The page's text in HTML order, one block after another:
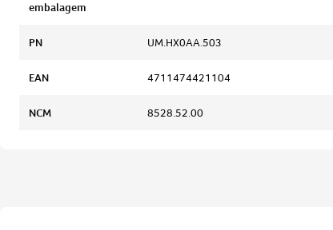
embalagem
PN UM.HX0AA.503
EAN 4711474421104
NCM 8528.52.00